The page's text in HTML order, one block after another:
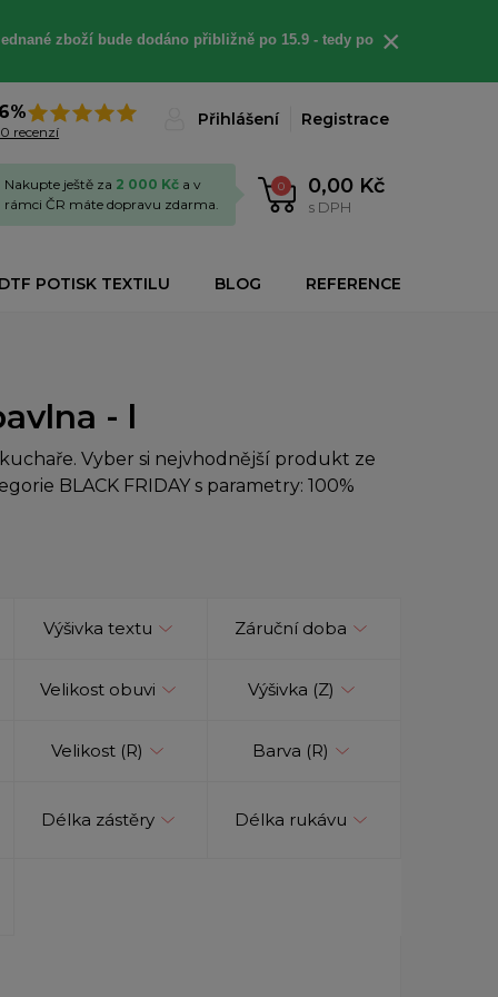
zboží bude dodáno přibližně po 15.9 - tedy po ×
recenzí
Přihlášení Registrace
0 0,00 Kč
s DPH
Nakupte ještě za 2 000 Kč a v
rámci ČR máte dopravu zdarma.
POTISK TEXTILU BLOG REFERENCE
- l
Vyber si nejvhodnější produkt ze
BLACK FRIDAY s parametry: 100%
Výšivka textu Záruční doba
Velikost obuvi Výšivka (Z)
Velikost (R) Barva (R)
Délka zástěry Délka rukávu